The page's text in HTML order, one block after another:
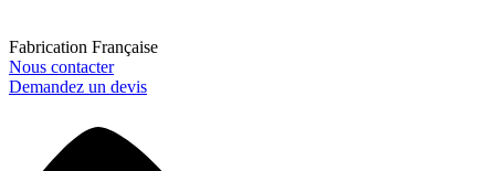
Fabrication Française
Nous contacter
Demandez un devis